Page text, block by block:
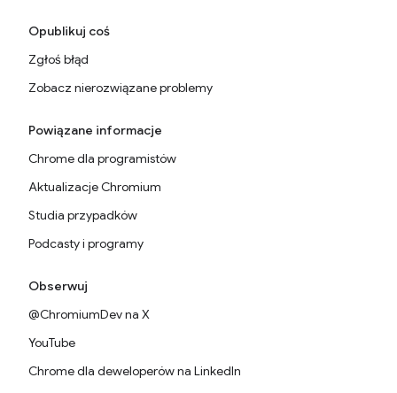
Opublikuj coś
Zgłoś błąd
Zobacz nierozwiązane problemy
Powiązane informacje
Chrome dla programistów
Aktualizacje Chromium
Studia przypadków
Podcasty i programy
Obserwuj
@ChromiumDev na X
YouTube
Chrome dla deweloperów na LinkedIn